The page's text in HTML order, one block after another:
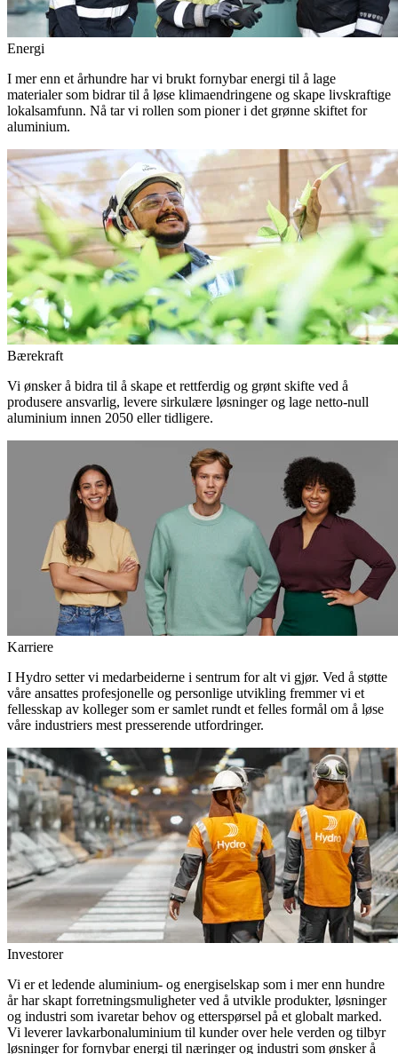
Energi
I mer enn et århundre har vi brukt fornybar energi til å lage
materialer som bidrar til å løse klimaendringene og skape livskraftige
lokalsamfunn. Nå tar vi rollen som pioner i det grønne skiftet for
aluminium.
Bærekraft
Vi ønsker å bidra til å skape et rettferdig og grønt skifte ved å
produsere ansvarlig, levere sirkulære løsninger og lage netto-null
aluminium innen 2050 eller tidligere.
Karriere
I Hydro setter vi medarbeiderne i sentrum for alt vi gjør. Ved å støtte
våre ansattes profesjonelle og personlige utvikling fremmer vi et
fellesskap av kolleger som er samlet rundt et felles formål om å løse
våre industriers mest presserende utfordringer.
Investorer
Vi er et ledende aluminium- og energiselskap som i mer enn hundre
år har skapt forretningsmuligheter ved å utvikle produkter, løsninger
og industri som ivaretar behov og etterspørsel på et globalt marked.
Vi leverer lavkarbonaluminium til kunder over hele verden og tilbyr
løsninger for fornybar energi til næringer og industri som ønsker å